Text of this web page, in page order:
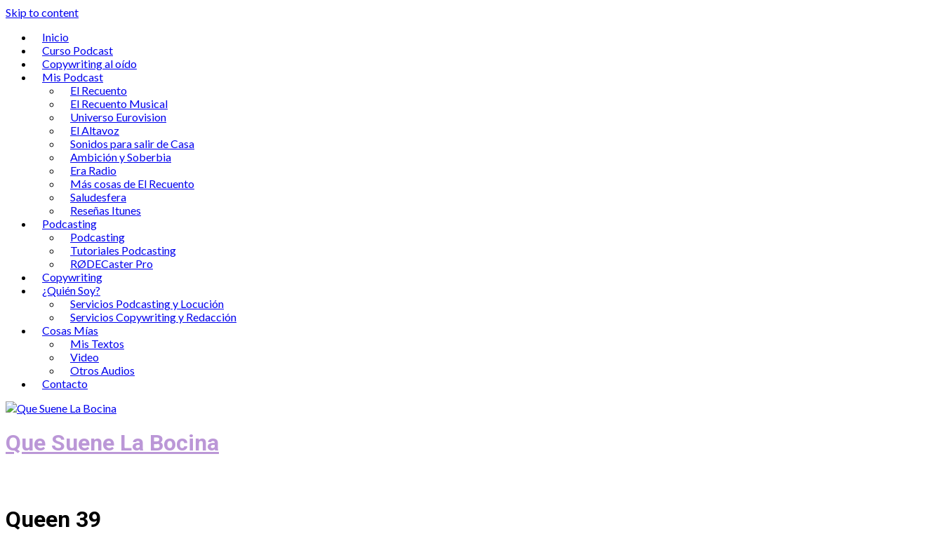
Skip to content
Inicio
Curso Podcast
Copywriting al oído
Mis Podcast
El Recuento
El Recuento Musical
Universo Eurovision
El Altavoz
Sonidos para salir de Casa
Ambición y Soberbia
Era Radio
Más cosas de El Recuento
Saludesfera
Reseñas Itunes
Podcasting
Podcasting
Tutoriales Podcasting
RØDECaster Pro
Copywriting
¿Quién Soy?
Servicios Podcasting y Locución
Servicios Copywriting y Redacción
Cosas Mías
Mis Textos
Video
Otros Audios
Contacto
Que Suene La Bocina
Queen 39